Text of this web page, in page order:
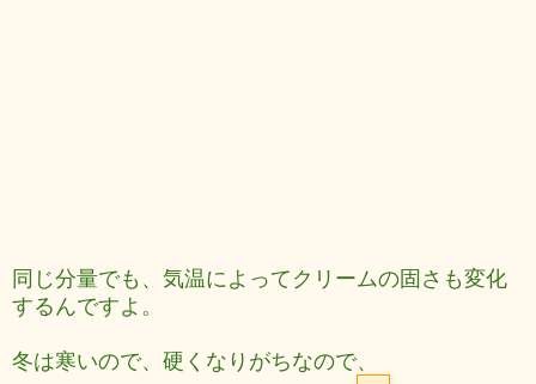
同じ分量でも、気温によってクリームの固さも変化
するんですよ。
冬は寒いので、硬くなりがちなので、